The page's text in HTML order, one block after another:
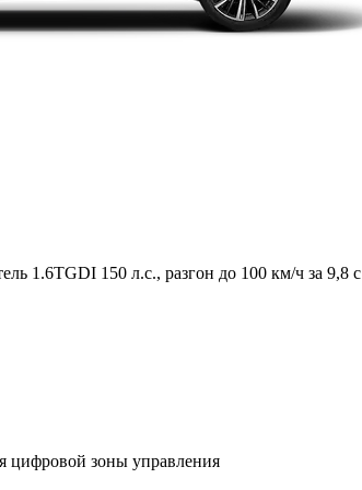
1.6TGDI 150 л.с., разгон до 100 км/ч за 9,8 с
цифровой зоны управления